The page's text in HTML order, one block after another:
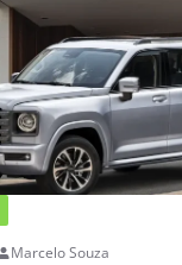
Marcelo Souza